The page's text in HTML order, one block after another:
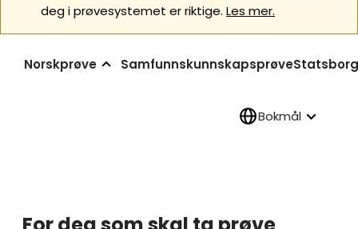
deg i prøvesystemet er riktige. Les mer.
Norskprøve Samfunnskunnskapsprøve
Bokmål